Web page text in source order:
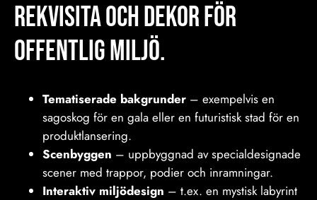
REKVISITA och Dekor för
offentlig miljö.
Tematiserade bakgrunder – exempelvis en
sagoskog för en gala eller en futuristisk stad för en
produktlansering.
Scenbyggen – uppbyggnad av specialdesignade
scener med trappor, podier och inramningar.
Interaktiv miljödesign – t.ex. en mystisk labyrint